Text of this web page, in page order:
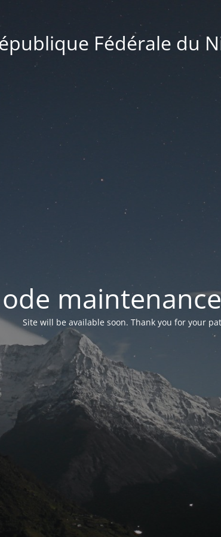
Fédérale du
Site will be available soon. Thank you for your